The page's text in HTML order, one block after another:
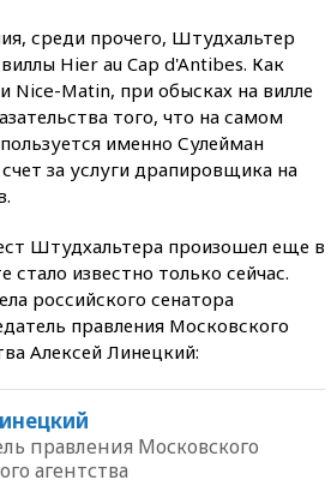
среди прочего, Штудхальтер
Hier au Cap d'Antibes. Как
Nice-Matin, при обысках на вилле
того, что на самом
именно Сулейман
за услуги драпировщика на
Штудхальтера произошел еще в
стало известно только сейчас.
российского сенатора
правления Московского
Алексей Линецкий:
правления Московского
агентства